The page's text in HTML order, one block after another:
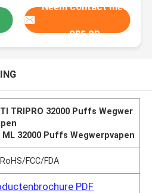
Neem contact met
ons op
TRIPRO 32000 Puffs Wegwer
ML 32000 Puffs Wegwerpvapen
FCC/FDA
PDF